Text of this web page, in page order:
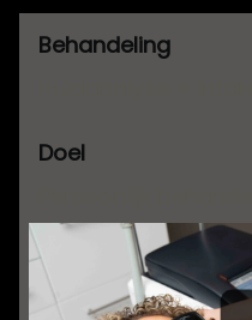
Inzicht in huidstatus